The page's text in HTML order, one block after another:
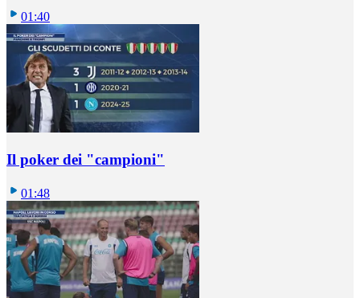
01:40
Il poker dei "campioni"
01:48